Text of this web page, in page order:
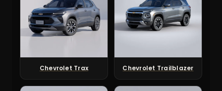
Chevrolet Trax Chevrolet Trailblazer